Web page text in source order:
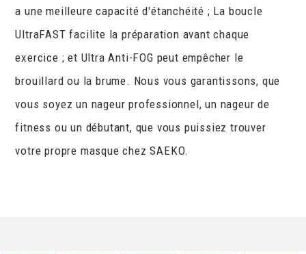
a une meilleure capacité d'étanchéité ; La boucle
UltraFAST facilite la préparation avant chaque
exercice ; et Ultra Anti-FOG peut empêcher le
brouillard ou la brume. Nous vous garantissons, que
vous soyez un nageur professionnel, un nageur de
fitness ou un débutant, que vous puissiez trouver
votre propre masque chez SAEKO.